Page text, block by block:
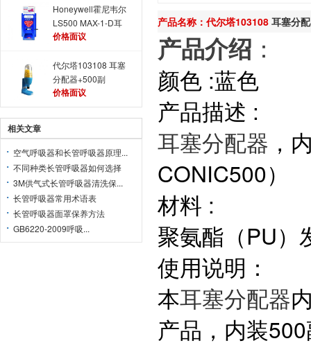
Honeywell霍尼韦尔
LS500 MAX-1-D耳
塞填充盒
价格面议
代尔塔103108 耳塞
分配器+500副
CONIC耳塞
价格面议
相关文章
空气呼吸器和长管呼吸器原理...
不同种类长管呼吸器如何选择
3M供气式长管呼吸器清洗保...
长管呼吸器常用术语表
长管呼吸器面罩保养方法
GB6220-2009呼吸...
产品名称：代尔塔103108 耳塞分
产品介绍 ：
颜色 :蓝色
产品描述 :
耳塞分配器 ，
CONIC500）
材料 :
聚氨酯（PU）
使用说明：
本耳塞分配器
产品，内装